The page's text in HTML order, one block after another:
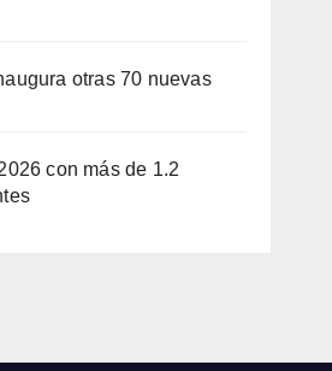
otras 70 nuevas
con más de 1.2